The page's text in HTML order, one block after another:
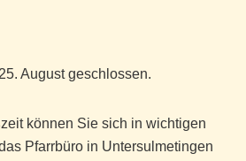
August geschlossen.
können Sie sich in wichtigen
Pfarrbüro in Untersulmetingen